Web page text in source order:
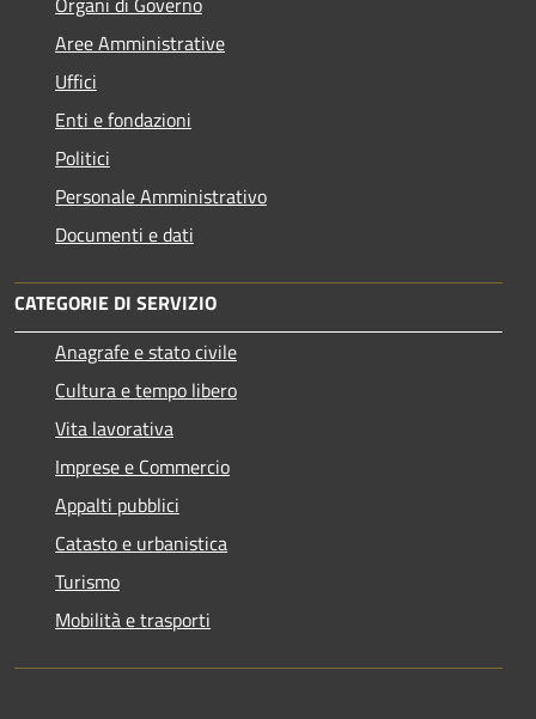
Aree Amministrative
Uffici
Enti e fondazioni
Politici
Personale Amministrativo
Documenti e dati
CATEGORIE DI SERVIZIO
Anagrafe e stato civile
Cultura e tempo libero
Vita lavorativa
Imprese e Commercio
Appalti pubblici
Catasto e urbanistica
Turismo
Mobilità e trasporti